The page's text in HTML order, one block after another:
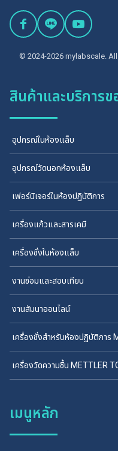
for:
© 2024-2026 mylabscale.
สินค้าและบริการข
อุปกรณ์ในห้องแล็บ
อุปกรณ์วัดนอกห้องแล็บ
เฟอร์นิเจอร์ในห้องปฏิบัติการ
เครื่องแก้วและสารเคมี
เครื่องชั่งในห้องแล็บ
งานซ่อมและสอบเทียบ
งานสัมนาออนไลน์
เครื่องชั่งสำหรับห้องปฏิบัติการ
เครื่องวัดความชื้น METTLER
เมนูหลัก